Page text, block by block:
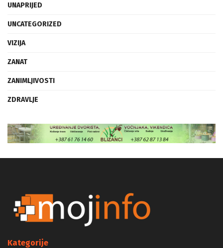
UNAPRIJED
UNCATEGORIZED
VIZIJA
ZANAT
ZANIMLJIVOSTI
ZDRAVLJE
Kategorije